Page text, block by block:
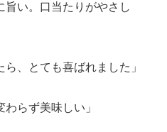
旨い。口当たりがやさし
ら、とても喜ばれました」
わらず美味しい」